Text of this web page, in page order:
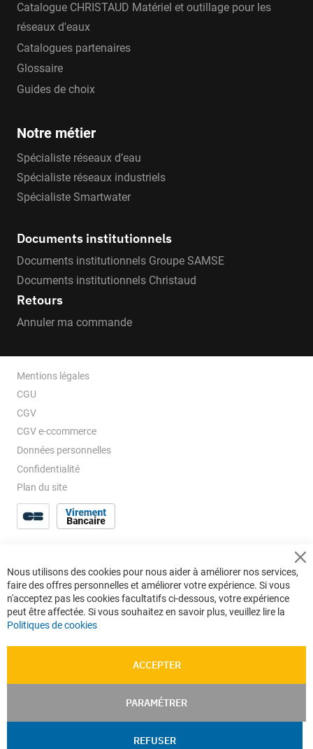
Catalogue CHRISTAUD Matériel et outillage pour les
réseaux d'eaux
Catalogues partenaires
Glossaire
Guides de choix
Notre métier
Spécialiste réseaux d’eau
Spécialiste réseaux industriels
Spécialiste Smartwater
Documents institutionnels
Documents institutionnels Groupe SAMSE
Documents institutionnels Christaud
Retours
Annuler ma commande
Mentions légales
CGU
CGV
CGV e-ccommerce
Données personnelles
Confidentialité
Plan du site
Nous utilisons des cookies pour nous aider à améliorer nos services,
faire des offres personnelles et améliorer votre expérience. Si vous
n'acceptez pas les cookies facultatifs ci-dessous, votre expérience
peut être affectée. Si vous souhaitez en savoir plus, veuillez lire la
Politiques de cookies
ACCEPTER
PARAMÉTRER
REFUSER